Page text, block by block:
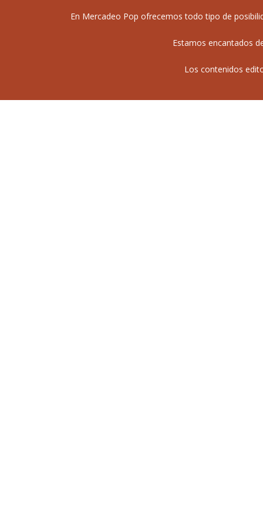
En Mercadeo Pop ofrecemos todo tipo de
Estamos encantados
Los contenidos